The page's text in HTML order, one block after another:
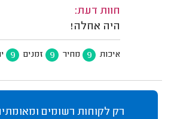
חוות דעת:
היה אחלה!
איכות 9 מחיר 9 זמנים 9
רק לקוחות רשומים